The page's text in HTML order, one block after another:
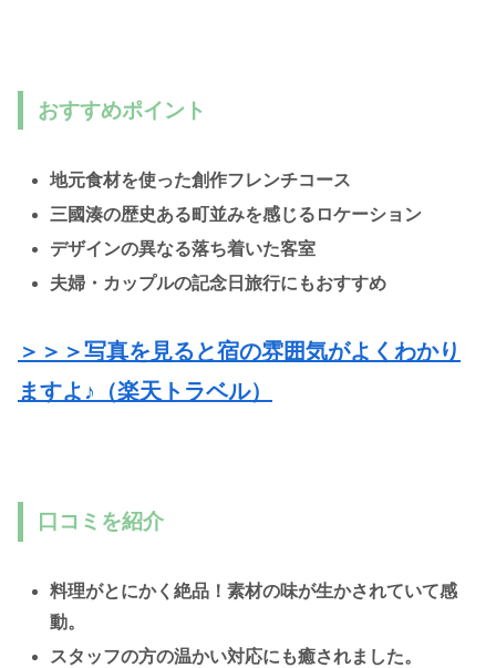
おすすめポイント
地元食材を使った創作フレンチコース
三國湊の歴史ある町並みを感じるロケーション
デザインの異なる落ち着いた客室
夫婦・カップルの記念日旅行にもおすすめ
＞＞＞写真を見ると宿の雰囲気がよくわかり
ますよ♪（楽天トラベル）
口コミを紹介
料理がとにかく絶品！素材の味が生かされていて感
動。
スタッフの方の温かい対応にも癒されました。